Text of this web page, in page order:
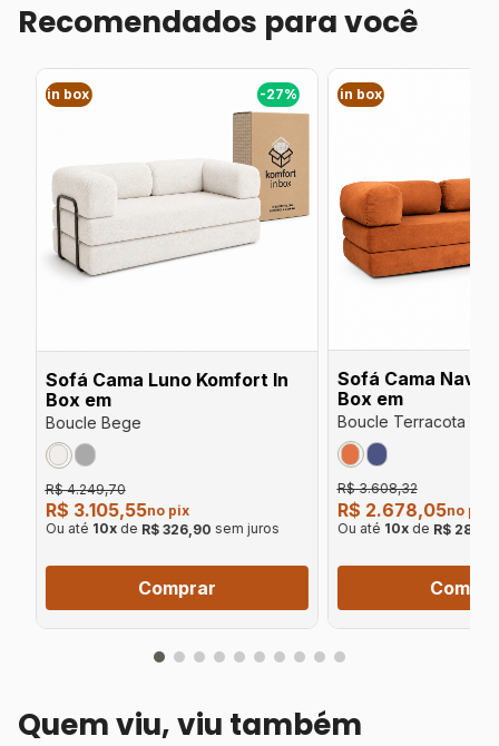
Recomendados para você
in box -27%
Sofá Cama Luno Komfort In
Box em
Boucle Bege
R$ 4.249,70
R$ 3.105,55no pix
Ou até 10xde R$ 326,90 sem juros
Comprar
in box
Sofá Cama Navi
Box em
Boucle Terracota
R$ 3.608,32
R$ 2.678,05no pix
Ou até 10xde R$
Quem viu, viu também